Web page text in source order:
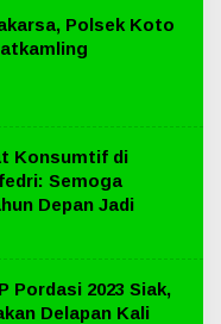
Polsek Koto
Konsumtif di
Semoga
Depan Jadi
Pordasi 2023 Siak,
Delapan Kali